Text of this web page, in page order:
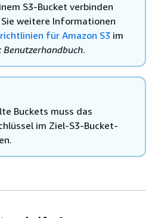
S3-Bucket verbinden
weitere Informationen
für Amazon S3 im
Benutzerhandbuch.
Buckets muss das
im Ziel-S3-Bucket-